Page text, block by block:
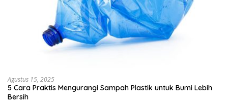
Agustus 15, 2025
5 Cara Praktis Mengurangi Sampah Plastik untuk Bumi Lebih
Bersih